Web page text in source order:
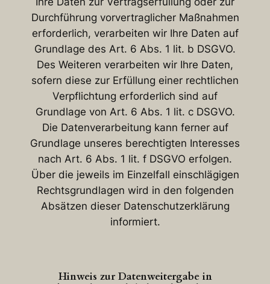
Durchführung vorvertraglicher Maßnahmen
erforderlich, verarbeiten wir Ihre Daten auf
Grundlage des Art. 6 Abs. 1 lit. b DSGVO.
Des Weiteren verarbeiten wir Ihre Daten,
sofern diese zur Erfüllung einer rechtlichen
Verpflichtung erforderlich sind auf
Grundlage von Art. 6 Abs. 1 lit. c DSGVO.
Die Datenverarbeitung kann ferner auf
Grundlage unseres berechtigten Interesses
nach Art. 6 Abs. 1 lit. f DSGVO erfolgen.
Über die jeweils im Einzelfall einschlägigen
Rechtsgrundlagen wird in den folgenden
Absätzen dieser Datenschutzerklärung
informiert.
Hinweis zur Datenweitergabe in